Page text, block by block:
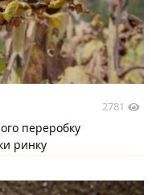
2781
переробку
ринку